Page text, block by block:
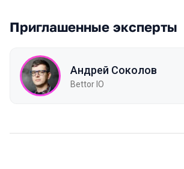
Приглашенные эксперты
Андрей Соколов
Bettor IO